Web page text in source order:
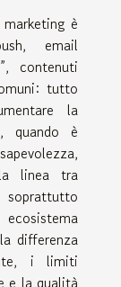
è
email
contenuti
tutto
la
quando è
linea tra
soprattutto
differenza
i limiti